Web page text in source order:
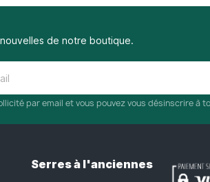
de notre boutique.
par email et vous pouvez vous désinscrire à
Serres à l'anciennes